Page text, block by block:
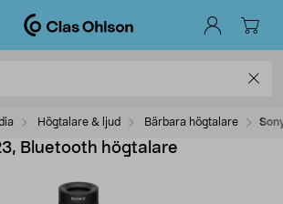
Högtalare & ljud Bärbara högtalare
Bluetooth högtalare